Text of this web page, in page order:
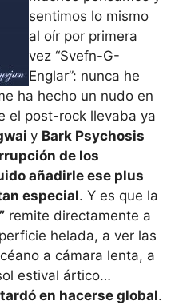
sentimos lo mismo
al oír por primera
vez “Svefn-G-
Englar”: nunca he
ha hecho un nudo en
el post-rock llevaba ya
y Bark Psychosis
de los
añadirle ese plus
especial. Y es que la
remite directamente a
helada, a ver las
a cámara lenta, a
estival ártico…
en hacerse global.